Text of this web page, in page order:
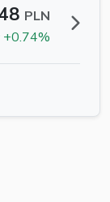
PLN
+0.74%